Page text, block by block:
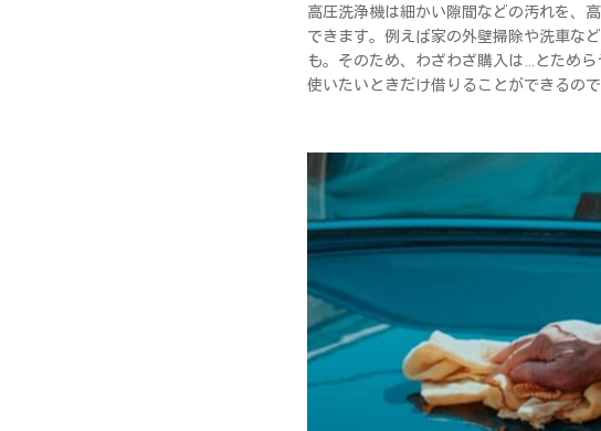
高圧洗浄機は細かい隙間などの汚れを、
できます。例えば家の外壁掃除や洗車な
も。そのため、わざわざ購入は…とため
使いたいときだけ借りることができるので